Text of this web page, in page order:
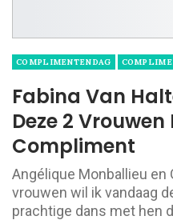
COMPLIMENTENDAG
Fabina Van
Deze 2 Vrouwen
Compliment
Angélique Monballieu en
vrouwen wil ik vandaag
prachtige dans met hen